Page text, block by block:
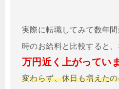
実際に転職してみて数年
時のお給料と比較すると、
万円近く上がってい
変わらず、休日も増えた